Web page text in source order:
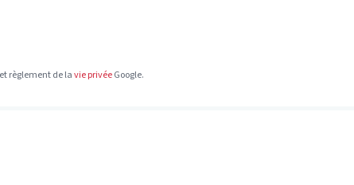
et règlement de lavie privéeGoogle.